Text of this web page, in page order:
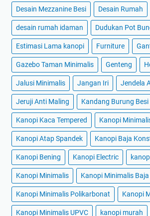
Desain Mezzanine Besi Desain Rumah
desain rumah idaman Dudukan Pot
Estimasi Lama kanopi Furniture
Gazebo Taman Minimalis Genteng
Jalusi Minimalis Jangan Iri Jendela
Jeruji Anti Maling Kandang Burung Besi
Kanopi Kaca Tempered Kanopi
Kanopi Atap Spandek Kanopi Baja
Kanopi Bening Kanopi Electric
Kanopi Minimalis Kanopi Minimalis
Kanopi Minimalis Polikarbonat Kanopi
Kanopi Minimalis UPVC kanopi murah